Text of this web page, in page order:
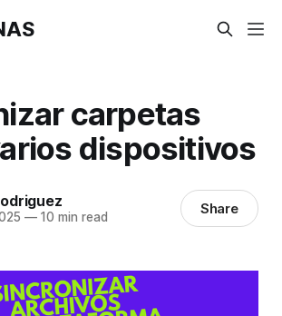
carpetas
dispositivos
—10 min read Share